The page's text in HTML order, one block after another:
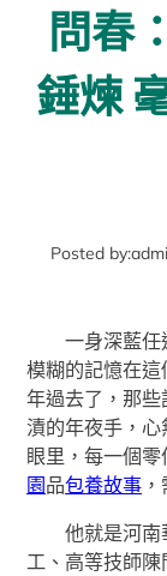
問春
錘煉
Posted by:
一身深藍
模糊的記憶在
年過去了，那些
漬的年夜手，
眼里，每一個
園品包養故事
他就是河
工、高等技師陳